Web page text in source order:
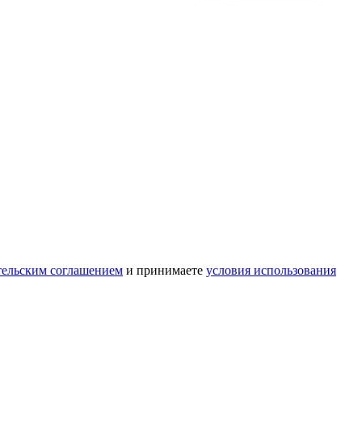
соглашением и принимаете условия использования